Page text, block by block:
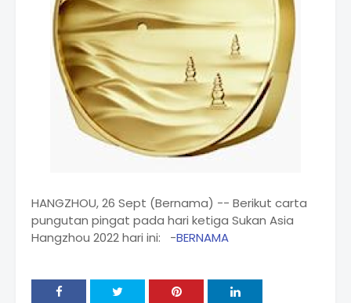
HANGZHOU, 26 Sept (Bernama) -- Berikut carta
pungutan pingat pada hari ketiga Sukan Asia
Hangzhou 2022 hari ini: -BERNAMA